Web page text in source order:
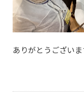
ありがとうござい